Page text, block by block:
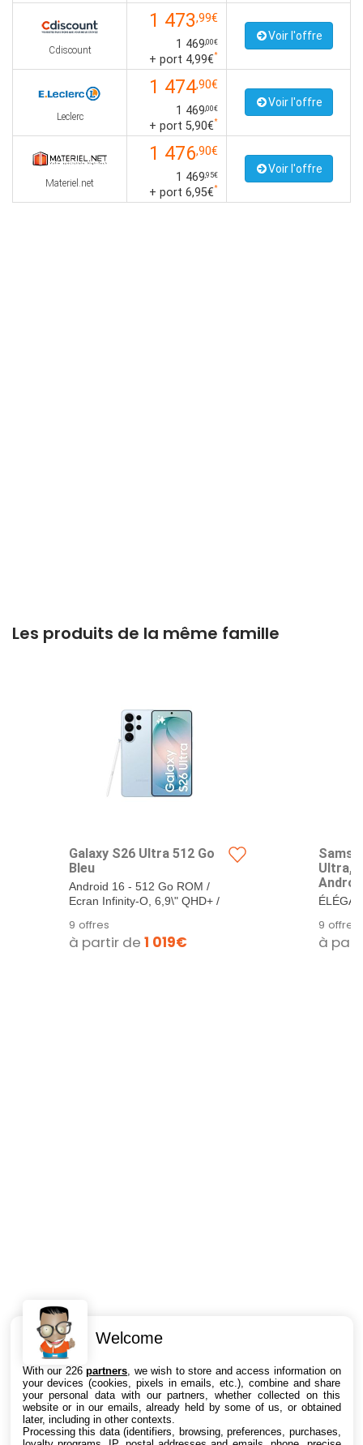
Cdiscount
1 473,99€
1 469,00€
+ port 4,99€*
Voir l'offre
Leclerc
1 474,90€
1 469,00€
+ port 5,90€*
Voir l'offre
Materiel.net
1 476,90€
1 469,95€
+ port 6,95€*
Voir l'offre
Les produits de la même famille
Galaxy S26 Ultra 512 Go
Bleu
Android 16 - 512 Go ROM /
Ecran Infinity-O, 6,9\" QHD+ /
9 offres
à partir de 1 019€
Ultra,
256
Blanc,
9 offres
à
Intéressant ? Partagez !
Welcome
With our 226partners , we wish to store and access information on
your devices (cookies, pixels in emails, etc.), combine and share
your personal data with our partners, whether collected on this
website or in our emails, already held by some of us, or obtained
later, including in other contexts.
Processing this data (identifiers, browsing, preferences, purchases,